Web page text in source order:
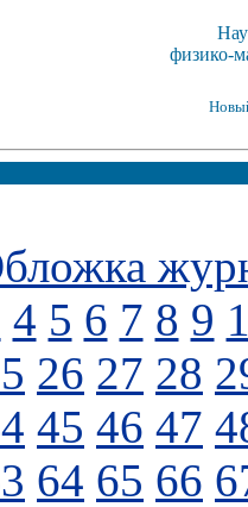
физико-
4 5 6 7 8 9
26 27 28
45 46 47
64 65 66